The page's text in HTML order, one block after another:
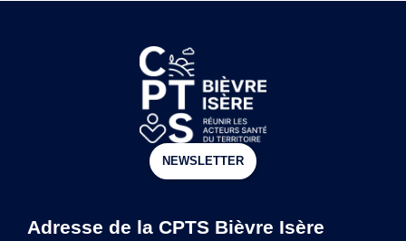
NEWSLETTER
Adresse de la CPTS Bièvre Isère